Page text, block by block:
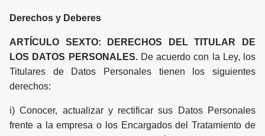
Derechos y Deberes
ARTÍCULO SEXTO: DERECHOS DEL TITULAR DE
LOS DATOS PERSONALES.De acuerdo con la Ley, los
Titulares de Datos Personales tienen los siguientes
derechos:
i) Conocer, actualizar y rectificar sus Datos Personales
frente a la empresa o los Encargados del Tratamiento de